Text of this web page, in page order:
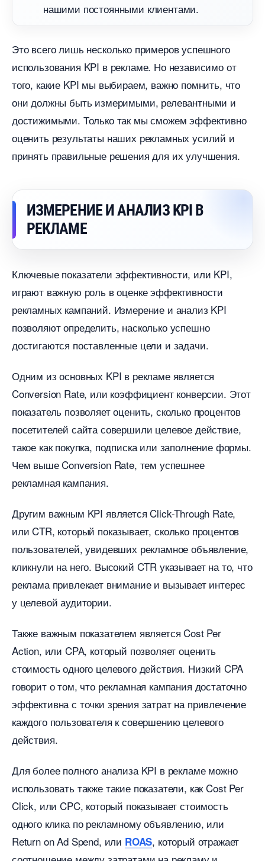
нашими постоянными клиентами.
Это всего лишь несколько примеров успешного
использования KPI в рекламе. Но независимо от
того, какие KPI мы выбираем, важно помнить, что
они должны быть измеримыми, релевантными и
достижимыми. Только так мы сможем эффективно
оценить результаты наших рекламных усилий и
принять правильные решения для их улучшения.
ИЗМЕРЕНИЕ И АНАЛИЗ KPI
РЕКЛАМЕ
Ключевые показатели эффективности, или KPI,
играют важную роль в оценке эффективности
рекламных кампаний. Измерение и анализ KPI
позволяют определить, насколько успешно
достигаются поставленные цели и задачи.
Одним из основных KPI в рекламе является
Conversion Rate, или коэффициент конверсии. Этот
показатель позволяет оценить, сколько проценто
посетителей сайта совершили целевое действие,
такое как покупка, подписка или заполнение формы.
Чем выше Conversion Rate, тем успешнее
рекламная кампания.
Другим важным KPI является Click-Through Rate,
или CTR, который показывает, сколько проценто
пользователей, увидевших рекламное объявление,
кликнули на него. Высокий CTR указывает на то, что
реклама привлекает внимание и вызывает интерес
у целевой аудитории.
Также важным показателем является Cost Per
Action, или CPA, который позволяет оценить
стоимость одного целевого действия. Низкий CPA
оворит о том, что рекламная кампания достаточно
эффективна с точки зрения затрат на привлечение
каждого пользователя к совершению целевого
действия.
Для более полного анализа KPI в рекламе можно
использовать также такие показатели, как Cost Per
Click, или CPC, который показывает стоимость
одного клика по рекламному объявлению, или
Return on Ad Spend, или ROAS, который отражает